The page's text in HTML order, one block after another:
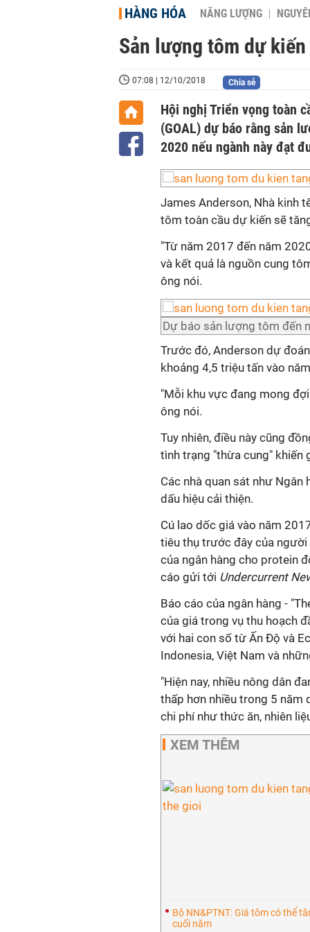
HÀNG HÓA NĂNG LƯỢNG
Sản lượng tôm dự
07:08 | 12/10/2018 Chia sẻ
Hội nghị Triển vọng toàn
(GOAL) dự báo rằng sản
2020 nếu ngành này đạt
James Anderson, Nhà kinh
tôm toàn cầu dự kiến ​​sẽ
"Từ năm 2017 đến năm
và kết quả là nguồn cung
ông nói.
Dự báo sản lượng tôm đến
Trước đó, Anderson dự
khoảng 4,5 triệu tấn vào
"Mỗi khu vực đang mong
ông nói.
Tuy nhiên, điều này cũng
tình trạng "thừa cung" khiến
Các nhà quan sát như
dấu hiệu cải thiện.
Cú lao dốc giá vào năm
tiêu thụ trước đây của người
của ngân hàng cho protein
cáo gửi tới Undercurrent
Báo cáo của ngân hàng -
của giá trong vụ thu hoạch
với hai con số từ Ấn Độ và
Indonesia, Việt Nam và
"Hiện nay, nhiều nông dân
thấp hơn nhiều trong 5 năm
chi phí như thức ăn, nhiên
XEM THÊM
Bộ NN&PTNT: Giá tôm có thể
cuối năm